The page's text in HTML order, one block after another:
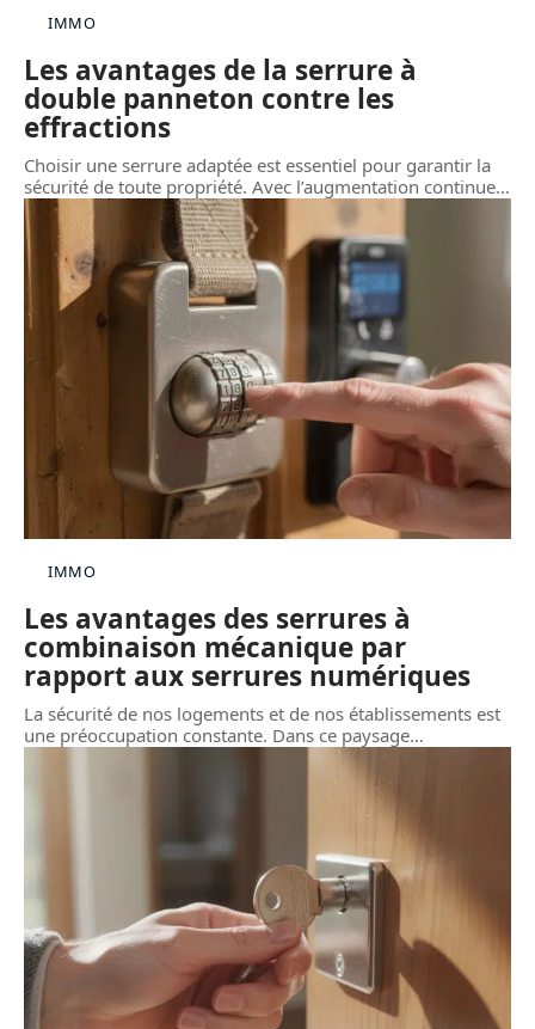
IMMO
Les avantages de la serrure à
double panneton contre les
effractions
Choisir une serrure adaptée est essentiel pour garantir la
sécurité de toute propriété. Avec l’augmentation continue…
IMMO
Les avantages des serrures à
combinaison mécanique par
rapport aux serrures numériques
La sécurité de nos logements et de nos établissements est
une préoccupation constante. Dans ce paysage…